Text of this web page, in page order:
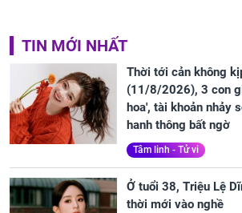
TIN MỚI NHẤT
Thời tới cản không
(11/8/2026), 3 con
hoa', tài khoản nhảy
hanh thông bất ngờ
Tâm linh - Tử vi
Ở tuổi 38, Triệu Lệ
thời mới vào nghề